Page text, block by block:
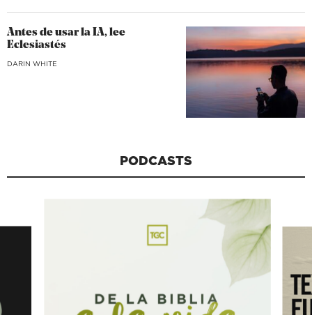
Antes de usar la IA, lee
Eclesiastés
DARIN WHITE
PODCASTS